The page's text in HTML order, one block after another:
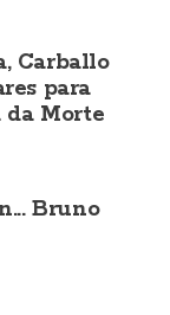
Carballo
para
da Morte
Bruno